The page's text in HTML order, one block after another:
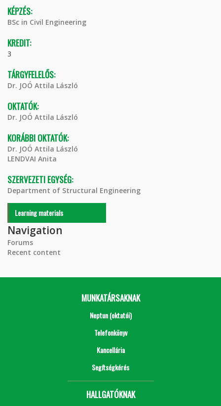
KÉPZÉS:
BSc in Civil Engineering
KREDIT:
3
TÁRGYFELELŐS:
Dr. JOÓ Attila László
OKTATÓK:
Dr. JOÓ Attila László
KORÁBBI OKTATÓK:
Dr. JOÓ Attila László
LENDVAI Anita
SZERVEZETI EGYSÉG:
Department of Structural Engineering
Learning materials
Navigation
Forums
Recent content
MUNKATÁRSAKNAK
Neptun (oktatói)
Telefonkönyv
Kancellária
Segítségkérés
HALLGATÓKNAK